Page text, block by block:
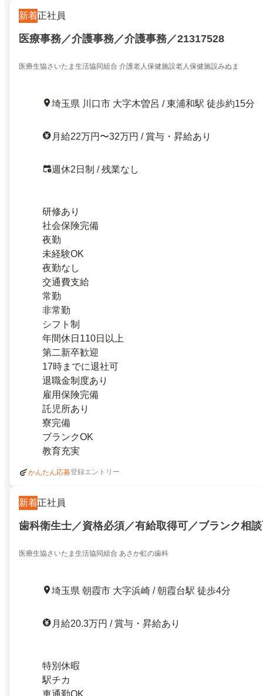
新着正社員
医療事務／介護事務／介護事務／21317528
医療生協さいたま生活協同組合 介護老人保健施設老人保健施設みぬま
埼玉県 川口市 大字木曽呂 / 東浦和駅 徒歩約15分
月給22万円〜32万円 / 賞与・昇給あり
週休2日制 / 残業なし
研修あり
社会保険完備
夜勤
未経験OK
夜勤なし
交通費支給
常勤
非常勤
シフト制
年間休日110日以上
第二新卒歓迎
17時までに退社可
退職金制度あり
雇用保険完備
託児所あり
寮完備
ブランクOK
教育充実
かんたん応募登録エントリー
新着正社員
歯科衛生士／資格必須／有給取得可／ブランク相
医療生協さいたま生活協同組合 あさか虹の歯科
埼玉県 朝霞市 大字浜崎 / 朝霞台駅 徒歩4分
月給20.3万円 / 賞与・昇給あり
特別休暇
駅チカ
車通勤OK